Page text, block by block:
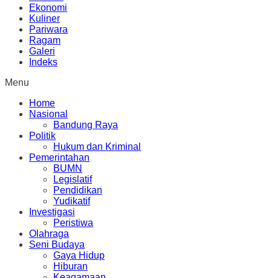
Ekonomi
Kuliner
Pariwara
Ragam
Galeri
Indeks
Menu
Home
Nasional
Bandung Raya
Politik
Hukum dan Kriminal
Pemerintahan
BUMN
Legislatif
Pendidikan
Yudikatif
Investigasi
Peristiwa
Olahraga
Seni Budaya
Gaya Hidup
Hiburan